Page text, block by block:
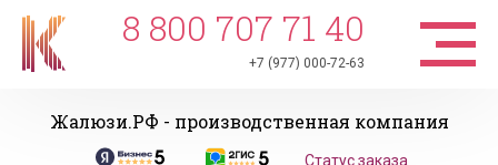
8 800 707 71 40
+7 (977) 000-72-63
Жалюзи.РФ - производственная компания
Статус заказа